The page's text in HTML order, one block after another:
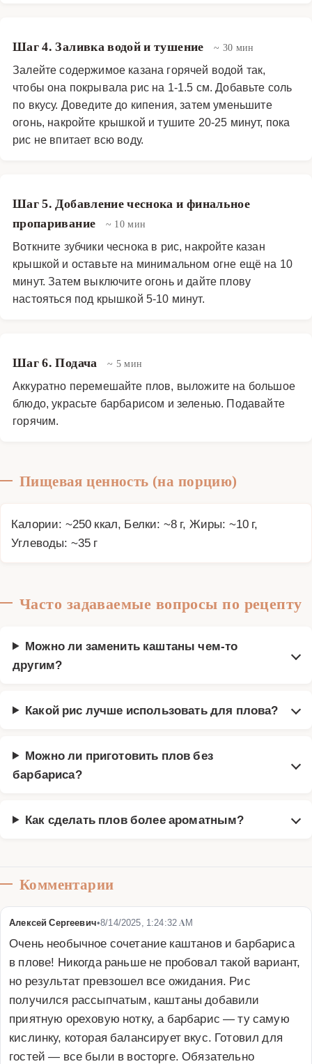
Шаг 4. Заливка водой и тушение ~ 30 мин
Залейте содержимое казана горячей водой так,
чтобы она покрывала рис на 1-1.5 см. Добавьте соль
по вкусу. Доведите до кипения, затем уменьшите
огонь, накройте крышкой и тушите 20-25 минут, пока
рис не впитает всю воду.
Шаг 5. Добавление чеснока и финальное
пропаривание
~ 10 мин
Воткните зубчики чеснока в рис, накройте казан
крышкой и оставьте на минимальном огне ещё на 10
минут. Затем выключите огонь и дайте плову
настояться под крышкой 5-10 минут.
Шаг 6. Подача ~ 5 мин
Аккуратно перемешайте плов, выложите на большое
блюдо, украсьте барбарисом и зеленью. Подавайте
горячим.
Пищевая ценность (на порцию)
Калории: ~250 ккал, Белки: ~8 г, Жиры: ~10 г,
Углеводы: ~35 г
Часто задаваемые вопросы по рецепту
Можно ли заменить каштаны чем-то
другим?
Какой рис лучше использовать для плова?
Можно ли приготовить плов без
барбариса?
Как сделать плов более ароматным?
Комментарии
Алексей Сергеевич•8/14/2025, 1:24:32 AM
Очень необычное сочетание каштанов и барбариса
в плове! Никогда раньше не пробовал такой вариант,
но результат превзошел все ожидания. Рис
получился рассыпчатым, каштаны добавили
приятную ореховую нотку, а барбарис — ту самую
кислинку, которая балансирует вкус. Готовил для
гостей — все были в восторге. Обязательно